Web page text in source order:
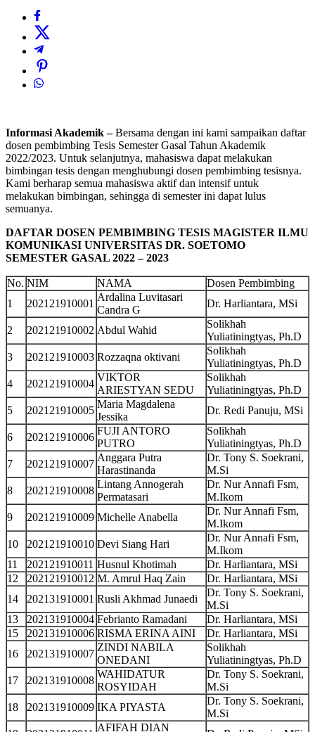
Informasi Akademik –Bersama dengan ini kami sampaikan daftar
dosen pembimbing Tesis Semester Gasal Tahun Akademik
2022/2023. Untuk selanjutnya, mahasiswa dapat melakukan
bimbingan tesis dengan menghubungi dosen pembimbing tesisnya.
Kami berharap semua mahasiswa aktif dan intensif untuk
melakukan bimbingan, sehingga di semester ini dapat lulus
semuanya.
DAFTAR DOSEN PEMBIMBING TESIS MAGISTER ILMU
KOMUNIKASI UNIVERSITAS DR. SOETOMO
SEMESTER GASAL 2022 – 2023
No. NIM NAMA
Dosen Pembimbing
1
202121910001
Ardalina Luvitasari
Candra G
Dr. Harliantara, MSi
2 202121910002 Abdul Wahid
Solikhah
Yuliatiningtyas, Ph.D
3
202121910003 Rozzaqna oktivani
Solikhah
Yuliatiningtyas, Ph.D
4
202121910004
VIKTOR
ARIESTYAN SEDU
Solikhah
Yuliatiningtyas, Ph.D
5
202121910005
Maria Magdalena
Jessika
Dr. Redi Panuju, MSi
6 202121910006
FUJI ANTORO
PUTRO
Solikhah
Yuliatiningtyas, Ph.D
7
202121910007
Anggara Putra
Harastinanda
Dr. Tony S. Soekrani,
M.Si
8
202121910008
Lintang Annogerah
Permatasari
Dr. Nur Annafi Fsm,
M.Ikom
9
202121910009 Michelle Anabella
Dr. Nur Annafi Fsm,
M.Ikom
10
202121910010 Devi Siang Hari
Dr. Nur Annafi Fsm,
M.Ikom
11
202121910011 Husnul Khotimah
Dr. Harliantara, MSi
12
202121910012 M. Amrul Haq Zain
Dr. Harliantara, MSi
14
202131910001 Rusli Akhmad Junaedi
Dr. Tony S. Soekrani,
M.Si
13
202131910004 Febrianto Ramadani
Dr. Harliantara, MSi
15
202131910006 RISMA ERINA AINI
Dr. Harliantara, MSi
16
202131910007
ZINDI NABILA
ONEDANI
Solikhah
Yuliatiningtyas, Ph.D
17
202131910008
WAHIDATUR
ROSYIDAH
Dr. Tony S. Soekrani,
M.Si
18
202131910009 IKA PIYASTA
Dr. Tony S. Soekrani,
M.Si
AFIFAH DIAN